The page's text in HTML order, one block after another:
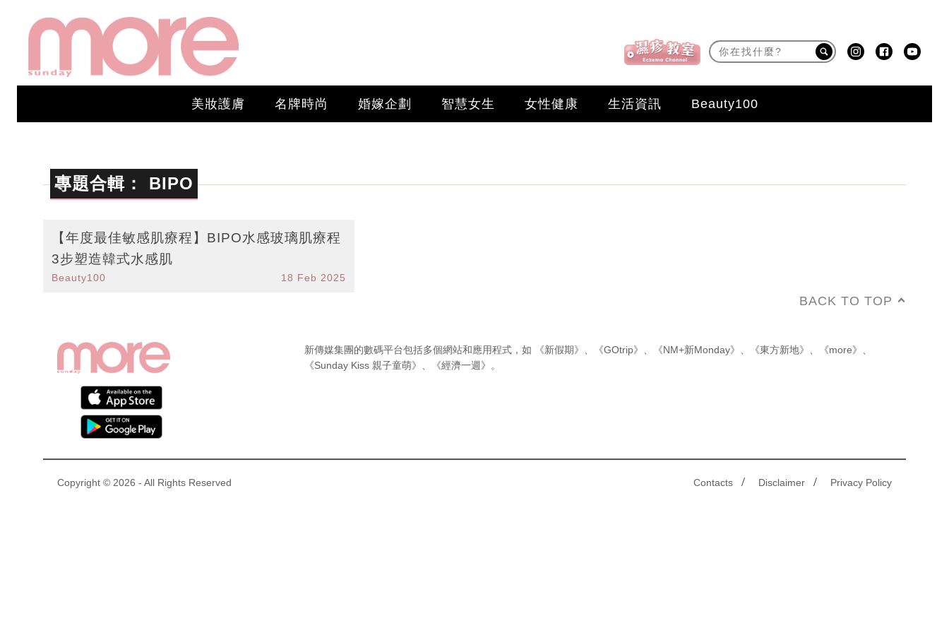
美妝護膚 名牌時尚 婚嫁企劃 智慧女生 女性健康 生活資訊 Beauty100
專題合輯： BIPO
【年度最佳敏感肌療程】BIPO水感玻璃肌療程
3步塑造韓式水感肌
Beauty100 18 Feb 2025
BACK TO TOP
新傳媒集團的數碼平台包括多個網站和應用程式，如 《新假期》 《GOtrip》 《NM+新Monday》 《東方新地》 《more》
《Sunday Kiss 親子童萌》
《經濟一週》 。
Contacts / Disclaimer / Privacy Policy
Copyright © 2026 - All Rights Reserved